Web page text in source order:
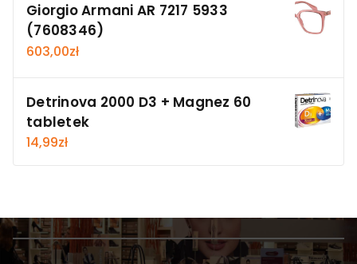
Giorgio Armani AR 7217 5933
(7608346)
603,00zł
Detrinova 2000 D3 + Magnez 60
tabletek
14,99zł